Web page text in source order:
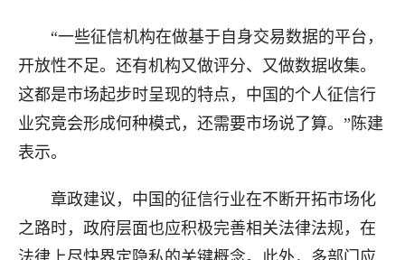
“一些征信机构在做基于自身交易数据的平台，
开放性不足。还有机构又做评分、又做数据收集。
这都是市场起步时呈现的特点，中国的个人征信行
业究竟会形成何种模式，还需要市场说了算。”陈建
表示。
章政建议，中国的征信行业在不断开拓市场化
之路时，政府层面也应积极完善相关法律法规，在